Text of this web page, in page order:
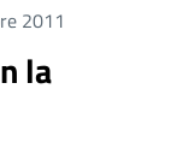
2011
la